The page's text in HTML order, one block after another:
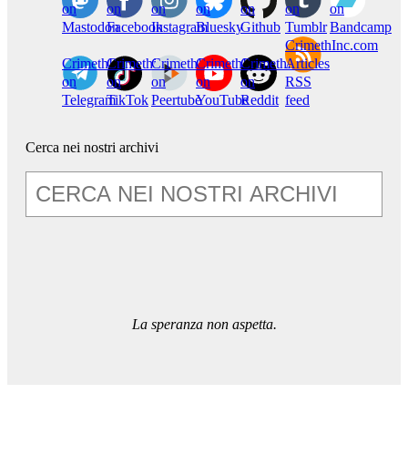
on
Mastodon
on
Facebook
on
Instagram
on
Bluesky
on
Github
on
Tumblr
on
Bandcamp
CrimethInc.
on
Telegram
Crimethinc.
on
TikTok
CrimethInc.
on
Peertube
CrimethInc.
on
YouTube
CrimethInc.
on
Reddit
CrimethInc.com
Articles
RSS
feed
Cerca nei nostri archivi
La speranza non aspetta.